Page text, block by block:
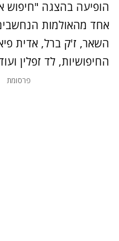
הופיעה בהצגה "חיפוש
אחד מהאולמות
השאר, ז'ק ברל, אדית
החיפושיות, לד זפלין
פרסומת